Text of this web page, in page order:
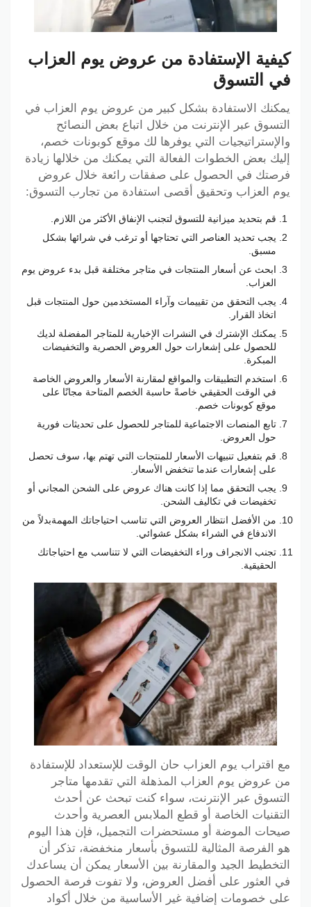
كيفية الإستفادة من عروض يوم العزاب
في التسوق
يمكنك الاستفادة بشكل كبير من عروض يوم العزاب في
التسوق عبر الإنترنت من خلال اتباع بعض النصائح
والإستراتيجيات التي يوفرها لك موقع كوبونات خصم،
إليك بعض الخطوات الفعالة التي يمكنك من خلالها زيادة
فرصتك في الحصول على صفقات رائعة خلال عروض
يوم العزاب وتحقيق أقصى استفادة من تجارب التسوق:
قم بتحديد ميزانية للتسوق لتجنب الإنفاق الأكثر من اللازم.
يجب تحديد العناصر التي تحتاجها أو ترغب في شرائها بشكل
مسبق.
ابحث عن أسعار المنتجات في متاجر مختلفة قبل بدء عروض يوم
العزاب.
يجب التحقق من تقييمات وآراء المستخدمين حول المنتجات قبل
اتخاذ القرار.
يمكنك الإشترك في النشرات الإخبارية للمتاجر المفضلة لديك
للحصول على إشعارات حول العروض الحصرية والتخفيضات
المبكرة.
استخدم التطبيقات والمواقع لمقارنة الأسعار والعروض الخاصة
في الوقت الحقيقي خاصةً حاسبة الخصم المتاحة مجانًا على
موقع كوبونات خصم.
تابع المنصات الاجتماعية للمتاجر للحصول على تحديثات فورية
حول العروض.
قم بتفعيل تنبيهات الأسعار للمنتجات التي تهتم بها، سوف تحصل
على إشعارات عندما تنخفض الأسعار.
يجب التحقق مما إذا كانت هناك عروض على الشحن المجاني أو
تخفيضات في تكاليف الشحن.
من الأفضل انتظار العروض التي تناسب احتياجاتك المهمةبدلاً من
الاندفاع في الشراء بشكل عشوائي.
تجنب الانجراف وراء التخفيضات التي لا تتناسب مع احتياجاتك
الحقيقية.
مع اقتراب يوم العزاب حان الوقت للإستعداد للإستفادة
من عروض يوم العزاب المذهلة التي تقدمها متاجر
التسوق عبر الإنترنت، سواء كنت تبحث عن أحدث
التقنيات الخاصة أو قطع الملابس العصرية وأحدث
صيحات الموضة أو مستحضرات التجميل، فإن هذا اليوم
هو الفرصة المثالية للتسوق بأسعار منخفضة، تذكر أن
التخطيط الجيد والمقارنة بين الأسعار يمكن أن يساعدك
في العثور على أفضل العروض، ولا تفوت فرصة الحصول
على خصومات إضافية غير الأساسية من خلال أكواد